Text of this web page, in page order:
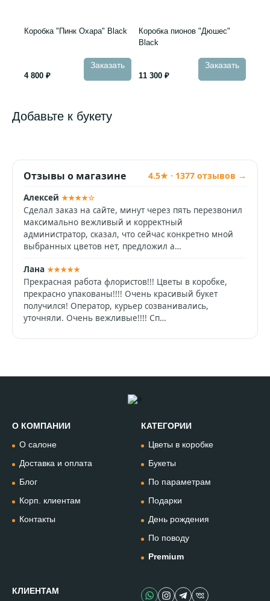
Коробка "Пинк Охара" Black
4 800 ₽
Заказать
Коробка пионов "Дюшес"
Black
11 300 ₽
Заказать
Добавьте к букету
Отзывы о магазине 4.5★ · 1377 отзывов →
Алексей ★★★★☆
Сделал заказ на сайте, минут через пять перезвонил
максимально вежливый и корректный
администратор, сказал, что сейчас конкретно мной
выбранных цветов нет, предложил а…
Лана ★★★★★
Прекрасная работа флористов!!! Цветы в коробке,
прекрасно упакованы!!!! Очень красивый букет
получился! Оператор, курьер созванивались,
уточняли. Очень вежливые!!!! Сп…
О КОМПАНИИ
О салоне
Доставка и оплата
Блог
Корп. клиентам
Контакты
КАТЕГОРИИ
Цветы в коробке
Букеты
По параметрам
Подарки
День рождения
По поводу
Premium
КЛИЕНТАМ
Позвонить
+74994954685
WhatsApp
+79912981236
@omflowersbot